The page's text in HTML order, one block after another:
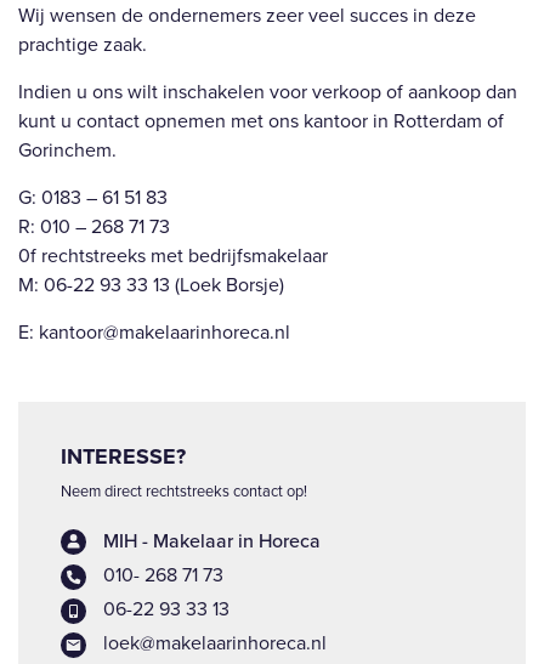
Wij wensen de ondernemers zeer veel succes in deze
prachtige zaak.
Indien u ons wilt inschakelen voor verkoop of aankoop dan
kunt u contact opnemen met ons kantoor in Rotterdam of
Gorinchem.
G: 0183 – 61 51 83
R: 010 – 268 71 73
0f rechtstreeks met bedrijfsmakelaar
M: 06-22 93 33 13 (Loek Borsje)
E: kantoor@makelaarinhoreca.nl
INTERESSE?
Neem direct rechtstreeks contact op!
MIH - Makelaar in Horeca
010- 268 71 73
06-22 93 33 13
loek@makelaarinhoreca.nl